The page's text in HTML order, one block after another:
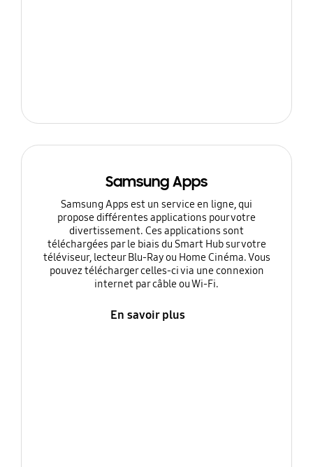
Samsung Apps
Samsung Apps est un service en ligne, qui
propose différentes applications pour votre
divertissement. Ces applications sont
téléchargées par le biais du Smart Hub sur votre
téléviseur, lecteur Blu-Ray ou Home Cinéma. Vous
pouvez télécharger celles-ci via une connexion
internet par câble ou Wi-Fi.
En savoir plus